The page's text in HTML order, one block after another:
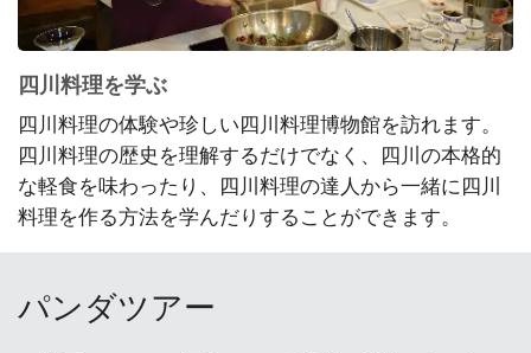
四川料理を学ぶ
四川料理の体験や珍しい四川料理博物館を訪れます。
四川料理の歴史を理解するだけでなく、四川の本格的
な軽食を味わったり、四川料理の達人から一緒に四川
料理を作る方法を学んだりすることができます。
パンダツアー